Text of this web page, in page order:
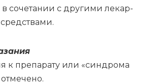
в со­че­та­нии с дру­ги­ми ле­кар­
к пре­па­ра­ту или «синд­ро­ма